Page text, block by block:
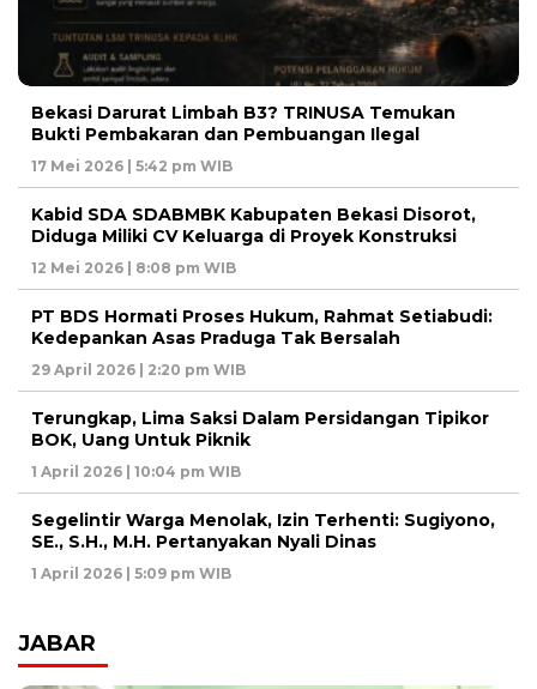
Bekasi Darurat Limbah B3? TRINUSA Temukan
Bukti Pembakaran dan Pembuangan Ilegal
17 Mei 2026 | 5:42 pm WIB
Kabid SDA SDABMBK Kabupaten Bekasi Disorot,
Diduga Miliki CV Keluarga di Proyek Konstruksi
12 Mei 2026 | 8:08 pm WIB
PT BDS Hormati Proses Hukum, Rahmat Setiabudi:
Kedepankan Asas Praduga Tak Bersalah
29 April 2026 | 2:20 pm WIB
Terungkap, Lima Saksi Dalam Persidangan Tipikor
BOK, Uang Untuk Piknik
1 April 2026 | 10:04 pm WIB
Segelintir Warga Menolak, Izin Terhenti: Sugiyono,
SE., S.H., M.H. Pertanyakan Nyali Dinas
1 April 2026 | 5:09 pm WIB
JABAR